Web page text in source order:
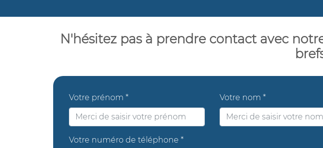
N'hésitez pas à prendre contact avec
Votre prénom * Votre nom *
Votre numéro de téléphone *